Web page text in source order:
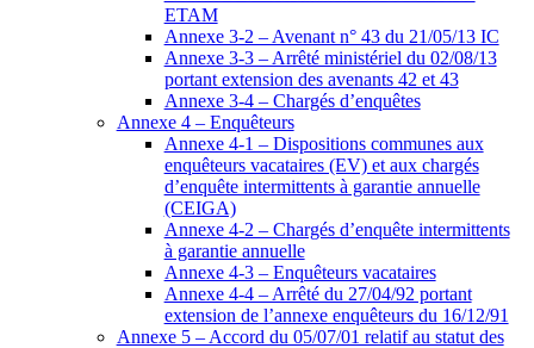
ETAM
Annexe 3-2 – Avenant n° 43 du 21/05/13 IC
Annexe 3-3 – Arrêté ministériel du 02/08/13
portant extension des avenants 42 et 43
Annexe 3-4 – Chargés d’enquêtes
Annexe 4 – Enquêteurs
Annexe 4-1 – Dispositions communes aux
enquêteurs vacataires (EV) et aux chargés
d’enquête intermittents à garantie annuelle
(CEIGA)
Annexe 4-2 – Chargés d’enquête intermittents
à garantie annuelle
Annexe 4-3 – Enquêteurs vacataires
Annexe 4-4 – Arrêté du 27/04/92 portant
extension de l’annexe enquêteurs du 16/12/91
Annexe 5 – Accord du 05/07/01 relatif au statut des